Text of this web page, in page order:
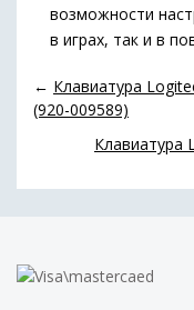
возможности
в играх, так и в
← Клавиатура
(920-009589)
Клавиатура